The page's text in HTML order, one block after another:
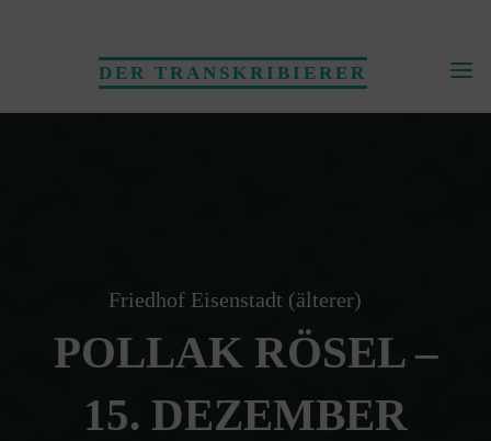
DER TRANSKRIBIERER
Friedhof Eisenstadt (älterer)
POLLAK RÖSEL –
15. DEZEMBER